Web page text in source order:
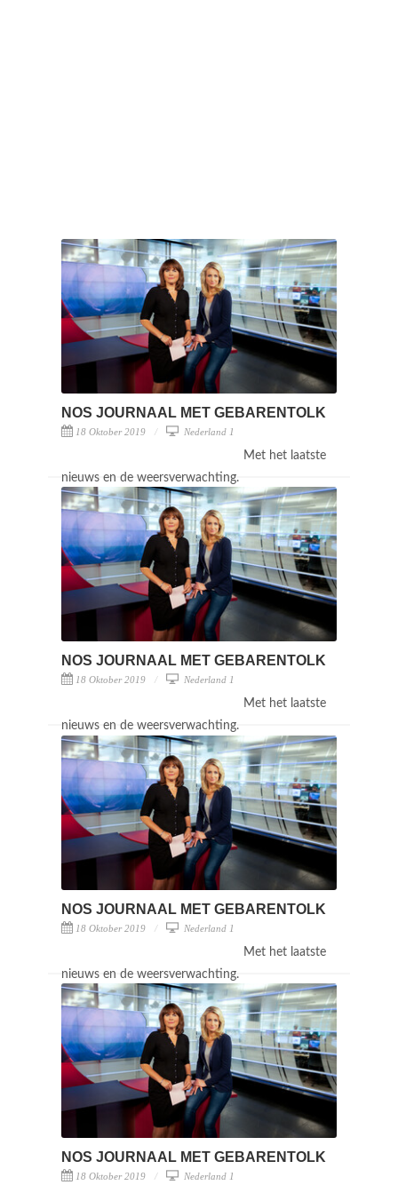
NOS JOURNAAL MET GEBARENTOLK
18 Oktober 2019 Nederland 1
Met het laatste
nieuws en de weersverwachting.
NOS JOURNAAL MET GEBARENTOLK
18 Oktober 2019 Nederland 1
Met het laatste
nieuws en de weersverwachting.
NOS JOURNAAL MET GEBARENTOLK
18 Oktober 2019 Nederland 1
Met het laatste
nieuws en de weersverwachting.
NOS JOURNAAL MET GEBARENTOLK
18 Oktober 2019 Nederland 1